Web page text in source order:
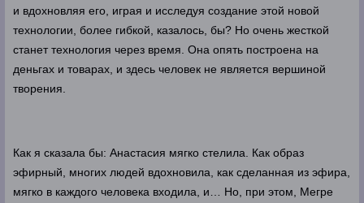
и вдохновляя его, играя и исследуя создание этой новой
технологии, более гибкой, казалось, бы? Но очень жесткой
станет технология через время. Она опять построена на
деньгах и товарах, и здесь человек не является вершиной
творения.
Как я сказала бы: Анастасия мягко стелила. Как образ
эфирный, многих людей вдохновила, как сделанная из эфира,
мягко в каждого человека входила, и… Но, при этом, Мегре